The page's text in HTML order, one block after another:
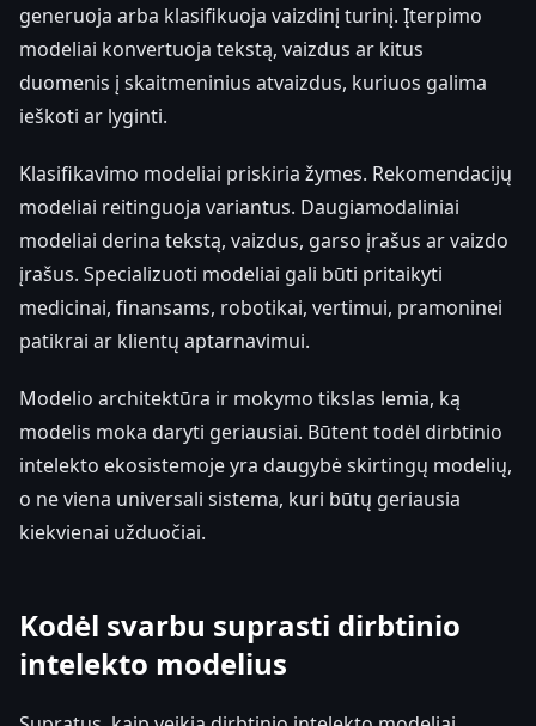
generuoja arba klasifikuoja vaizdinį turinį. Įterpimo
modeliai konvertuoja tekstą, vaizdus ar kitus
duomenis į skaitmeninius atvaizdus, kuriuos galima
ieškoti ar lyginti.
Klasifikavimo modeliai priskiria žymes. Rekomendacijų
modeliai reitinguoja variantus. Daugiamodaliniai
modeliai derina tekstą, vaizdus, garso įrašus ar vaizdo
įrašus. Specializuoti modeliai gali būti pritaikyti
medicinai, finansams, robotikai, vertimui, pramoninei
patikrai ar klientų aptarnavimui.
Modelio architektūra ir mokymo tikslas lemia, ką
modelis moka daryti geriausiai. Būtent todėl dirbtinio
intelekto ekosistemoje yra daugybė skirtingų modelių,
o ne viena universali sistema, kuri būtų geriausia
kiekvienai užduočiai.
Kodėl svarbu suprasti dirbtinio
intelekto modelius